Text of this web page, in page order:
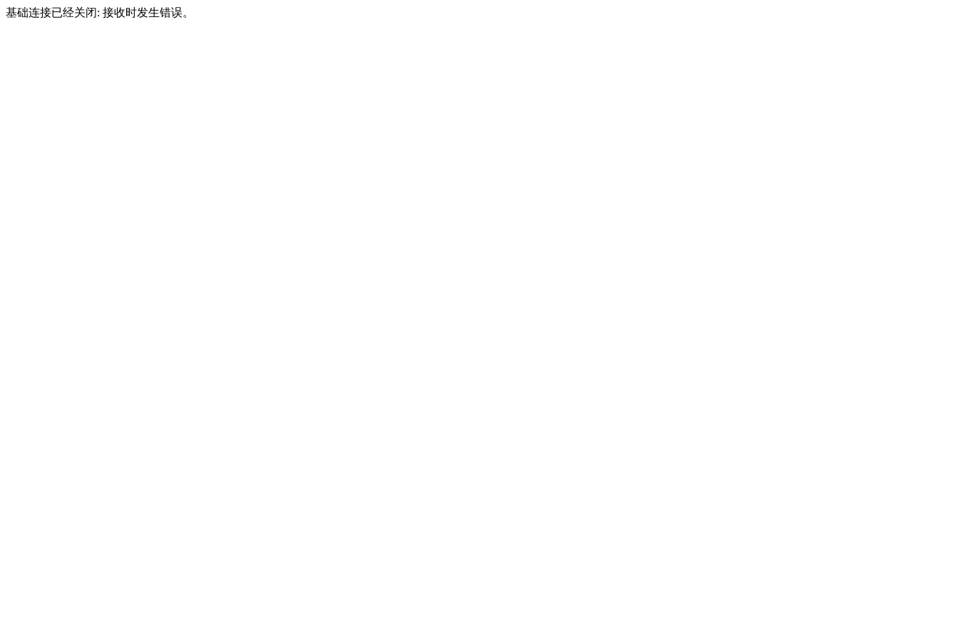
基础连接已经关闭: 接收时发生错误。